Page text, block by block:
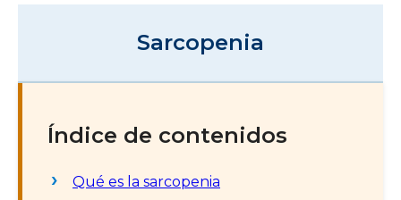
Sarcopenia
Índice de contenidos
Qué es la sarcopenia